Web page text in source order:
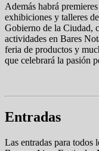
Además habrá
exhibiciones y talleres
Gobierno de la Ciudad,
actividades en Bares
feria de productos y
que celebrará la pasión
Entradas
Las entradas para todos